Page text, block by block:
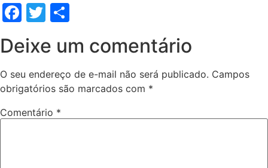
Facebook
Twitter
Deixe um comentário
O seu endereço de e-mail não será publicado. Campos
obrigatórios são marcados com *
Comentário *